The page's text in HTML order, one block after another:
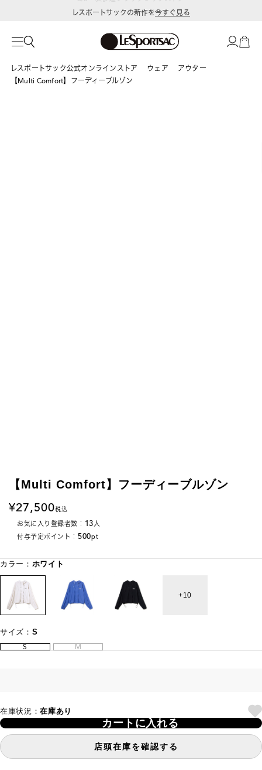
レスポートサックの新作を今すぐ見る
レスポートサック公式オンラインストア ウェア
アウター
【Multi Comfort】フーディーブルゾン
【Multi Comfort】フーディーブルゾン
27,500税込
お気に入り登録者数： 13人
付与予定ポイント： 500pt
カラー： ホワイト
10
サイズ： S
S
M
在庫状況：在庫あり
カートに入れる
店頭在庫を確認する